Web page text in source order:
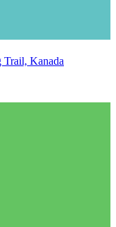
Trail, Kanada